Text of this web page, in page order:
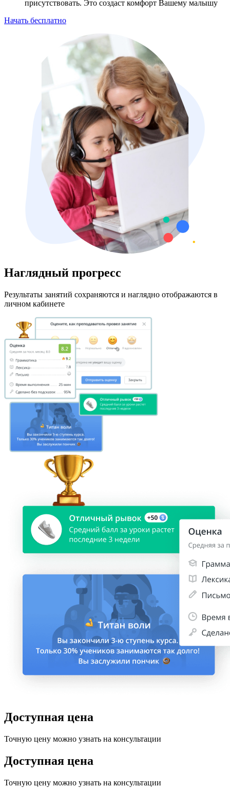
присутствовать. Это создаст комфорт Вашему малышу
Начать бесплатно
Наглядный прогресс
Результаты занятий сохраняются и наглядно отображаются в
личном кабинете
Доступная цена
Точную цену можно узнать на консультации
Доступная цена
Точную цену можно узнать на консультации